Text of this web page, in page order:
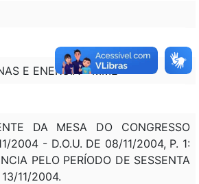
E ENERGIA - MME
DA MESA DO CONGRESSO
2004 - D.O.U. DE 08/11/2004, P. 1:
PELO PERÍODO DE SESSENTA
11/2004.